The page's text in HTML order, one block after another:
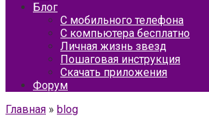
Блог
С мобильного телефона
С компьютера бесплатно
Личная жизнь звезд
Пошаговая инструкция
Скачать приложения
Форум
Главная » blog